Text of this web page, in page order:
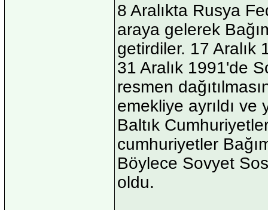
8 Aralıkta Rusya
araya gelerek
getirdiler. 17 Aralık
31 Aralık 1991'de
resmen
emekliye ayrıldı ve
Baltık
cumhuriyetler
Böylece Sovyet
oldu.